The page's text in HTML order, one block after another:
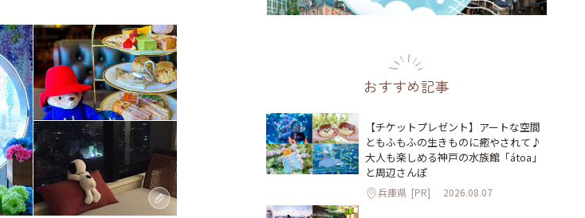
おすすめ記事
【チケットプレゼント】アートな空間
ともふもふの生きものに癒やされて♪
大人も楽しめる神戸の水族館「átoa」
と周辺さんぽ
兵庫県 [PR] 2026.08.07